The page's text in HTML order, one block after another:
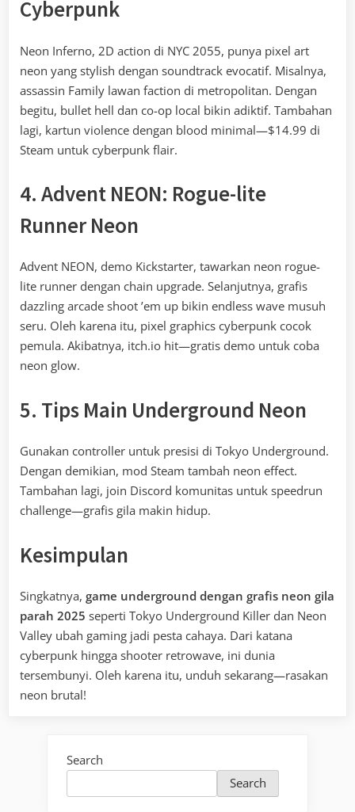
Cyberpunk
Neon Inferno, 2D action di NYC 2055, punya pixel art
neon yang stylish dengan soundtrack evocatif. Misalnya,
assassin Family lawan faction di metropolitan. Dengan
begitu, bullet hell dan co-op local bikin adiktif. Tambahan
lagi, kartun violence dengan blood minimal—$14.99 di
Steam untuk cyberpunk flair.
4. Advent NEON: Rogue-lite
Runner Neon
Advent NEON, demo Kickstarter, tawarkan neon rogue-
lite runner dengan chain upgrade. Selanjutnya, grafis
dazzling arcade shoot ’em up bikin endless wave musuh
seru. Oleh karena itu, pixel graphics cyberpunk cocok
pemula. Akibatnya, itch.io hit—gratis demo untuk coba
neon glow.
5. Tips Main Underground Neon
Gunakan controller untuk presisi di Tokyo Underground.
Dengan demikian, mod Steam tambah neon effect.
Tambahan lagi, join Discord komunitas untuk speedrun
challenge—grafis gila makin hidup.
Kesimpulan
Singkatnya, game underground dengan grafis neon gila
parah 2025 seperti Tokyo Underground Killer dan Neon
Valley ubah gaming jadi pesta cahaya. Dari katana
cyberpunk hingga shooter retrowave, ini dunia
tersembunyi. Oleh karena itu, unduh sekarang—rasakan
neon brutal!
Search
Search